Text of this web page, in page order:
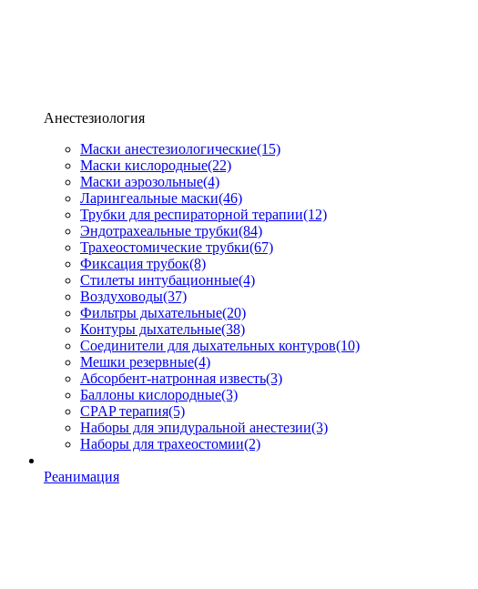
Анестезиология
Маски анестезиологические(15)
Маски кислородные(22)
Маски аэрозольные(4)
Ларингеальные маски(46)
Трубки для респираторной терапии(12)
Эндотрахеальные трубки(84)
Трахеостомические трубки(67)
Фиксация трубок(8)
Стилеты интубационные(4)
Воздуховоды(37)
Фильтры дыхательные(20)
Контуры дыхательные(38)
Соединители для дыхательных контуров(10)
Мешки резервные(4)
Абсорбент-натронная известь(3)
Баллоны кислородные(3)
CPAP терапия(5)
Наборы для эпидуральной анестезии(3)
Наборы для трахеостомии(2)
Реанимация